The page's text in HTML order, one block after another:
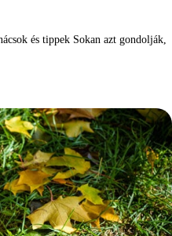
és tippek Sokan azt gondolják,